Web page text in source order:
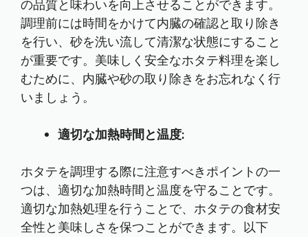
の品質と味わいを向上させることができます。
調理前には時間をかけて内臓の確認と取り除き
を行い、砂を洗い流して清潔な状態にすること
が重要です。美味しく安全なホタテ料理を楽し
むために、内臓や砂の取り除きをお忘れなく行
いましょう。
適切な加熱時間と温度:
ホタテを調理する際に注意すべきポイントの一
つは、適切な加熱時間と温度を守ることです。
適切な加熱処理を行うことで、ホタテの食材安
全性と美味しさを保つことができます。以下